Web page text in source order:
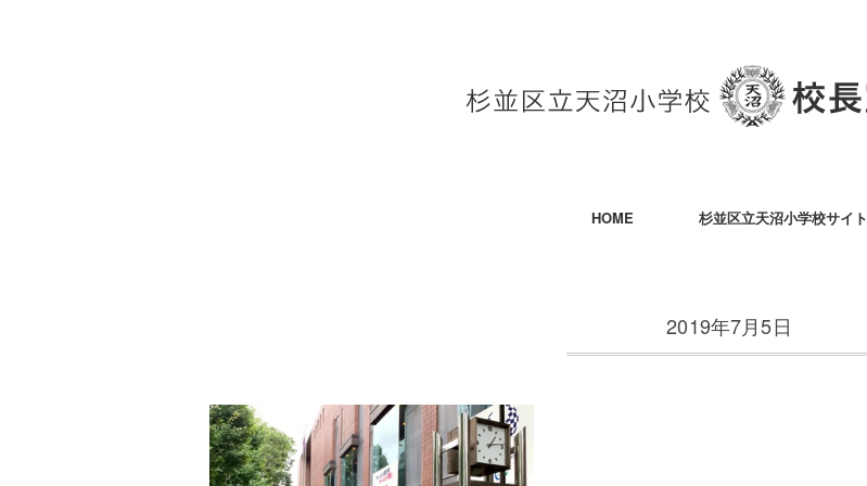
HOME 杉並区立天沼小学校サイト
2019年7月5日